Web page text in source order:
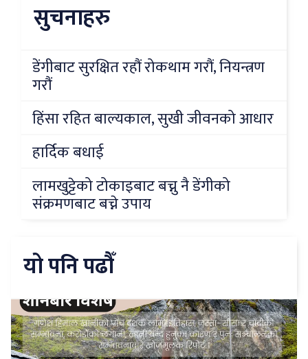
सुचनाहरु
डेंगीबाट सुरक्षित रहौं रोकथाम गरौं, नियन्त्रण
गरौं
हिंसा रहित बाल्यकाल, सुखी जीवनको आधार
हार्दिक बधाई
लामखुट्टेको टोकाइबाट बच्नु नै डेंगीको
संक्रमणबाट बच्ने उपाय
यो पनि पढौँ